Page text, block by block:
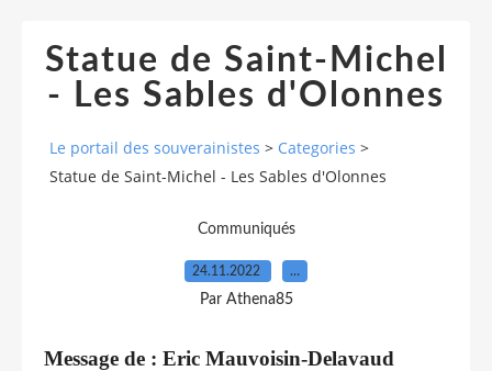
Statue de Saint-Michel
- Les Sables d'Olonnes
Le portail des souverainistes > Categories >
Statue de Saint-Michel - Les Sables d'Olonnes
Communiqués
24.11.2022 …
Par Athena85
Message de : Eric Mauvoisin-Delavaud